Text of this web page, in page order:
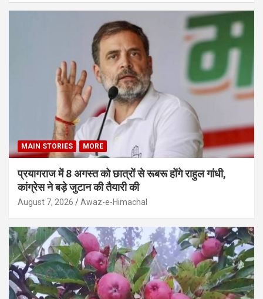
MAIN STORIES MORE
प्रयागराज में 8 अगस्त को छात्रों से रूबरू होंगे राहुल गांधी,
कांग्रेस ने बड़े जुटान की तैयारी की
August 7, 2026 Awaz-e-Himachal